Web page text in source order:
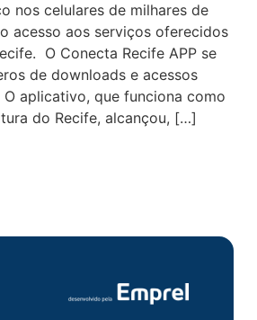
nos celulares de milhares de
acesso aos serviços oferecidos
O Conecta Recife APP se
de downloads e acessos
aplicativo, que funciona como
do Recife, alcançou, […]